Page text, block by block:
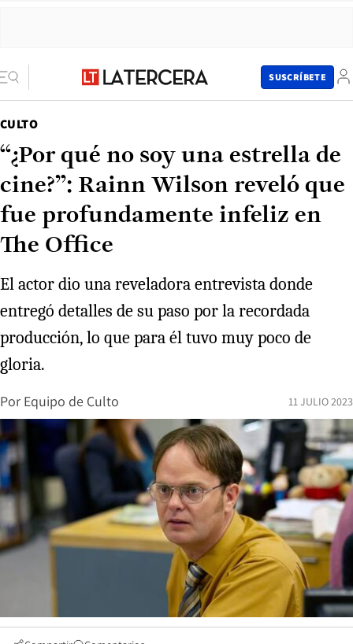
SUSCRÍBETE
CULTO
“¿Por qué no soy una estrella de
cine?”: Rainn Wilson reveló que
fue profundamente infeliz en
The Office
El actor dio una reveladora entrevista donde
entregó detalles de su paso por la recordada
producción, lo que para él tuvo muy poco de
gloria.
Por Equipo de Culto 11 JULIO 2023